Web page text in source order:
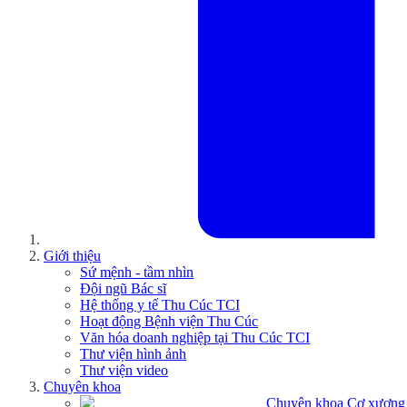
Giới thiệu
Sứ mệnh - tầm nhìn
Đội ngũ Bác sĩ
Hệ thống y tế Thu Cúc TCI
Hoạt động Bệnh viện Thu Cúc
Văn hóa doanh nghiệp tại Thu Cúc TCI
Thư viện hình ảnh
Thư viện video
Chuyên khoa
Chuyên khoa Cơ